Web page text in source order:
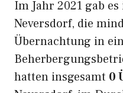
Im Jahr 2021 gab
Neversdorf, die
Übernachtung in
hatten insgesamt 0